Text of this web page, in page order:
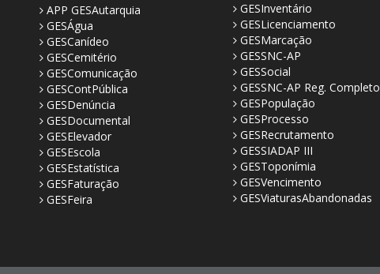
APP GESAutarquia
GESÁgua
GESCanídeo
GESCemitério
GESComunicação
GESContPública
GESDenúncia
GESDocumental
GESElevador
GESEscola
GESEstatística
GESFaturação
GESFeira
GESInventário
GESLicenciamento
GESMarcação
GESSNC-AP
GESSocial
GESSNC-AP Reg. Completo
GESPopulação
GESProcesso
GESRecrutamento
GESSIADAP III
GESToponímia
GESVencimento
GESViaturasAbandonadas